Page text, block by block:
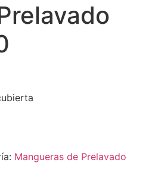
Mangueras de Prelavado